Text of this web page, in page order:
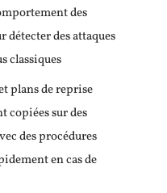
des
détecter des attaques
classiques
plans de reprise
copiées sur des
des procédures
en cas de